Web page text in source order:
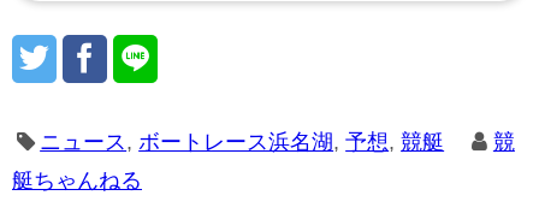
ニュース , ボートレース浜名湖,予想,競艇
競
艇ちゃんねる